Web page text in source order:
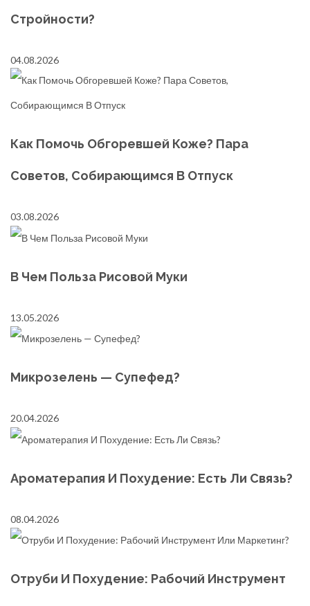
Стройности?
04.08.2026
Как Помочь Обгоревшей Коже? Пара
Советов, Собирающимся В Отпуск
03.08.2026
В Чем Польза Рисовой Муки
13.05.2026
Микрозелень — Супефед?
20.04.2026
Ароматерапия И Похудение: Есть Ли Связь?
08.04.2026
Отруби И Похудение: Рабочий Инструмент